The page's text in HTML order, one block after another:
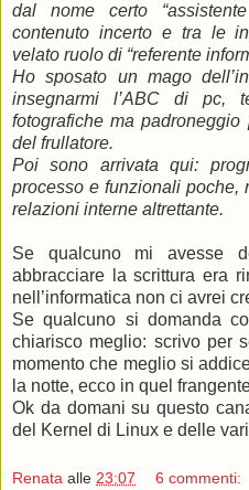
dal nome certo
contenuto incerto e tra le
velato ruolo di “referente
Ho sposato un mago
insegnarmi l’ABC di pc,
fotografiche ma
del frullatore.
Poi sono arrivata qui:
processo e funzionali poche,
relazioni interne altrettante.
Se qualcuno mi avesse
abbracciare la scrittura era
nell’informatica non ci avrei
Se qualcuno si domanda
chiarisco meglio: scrivo per
momento che meglio si
la notte, ecco in quel
Ok da domani su questo
del Kernel di Linux e delle
Renata alle 23:07 6 commenti: